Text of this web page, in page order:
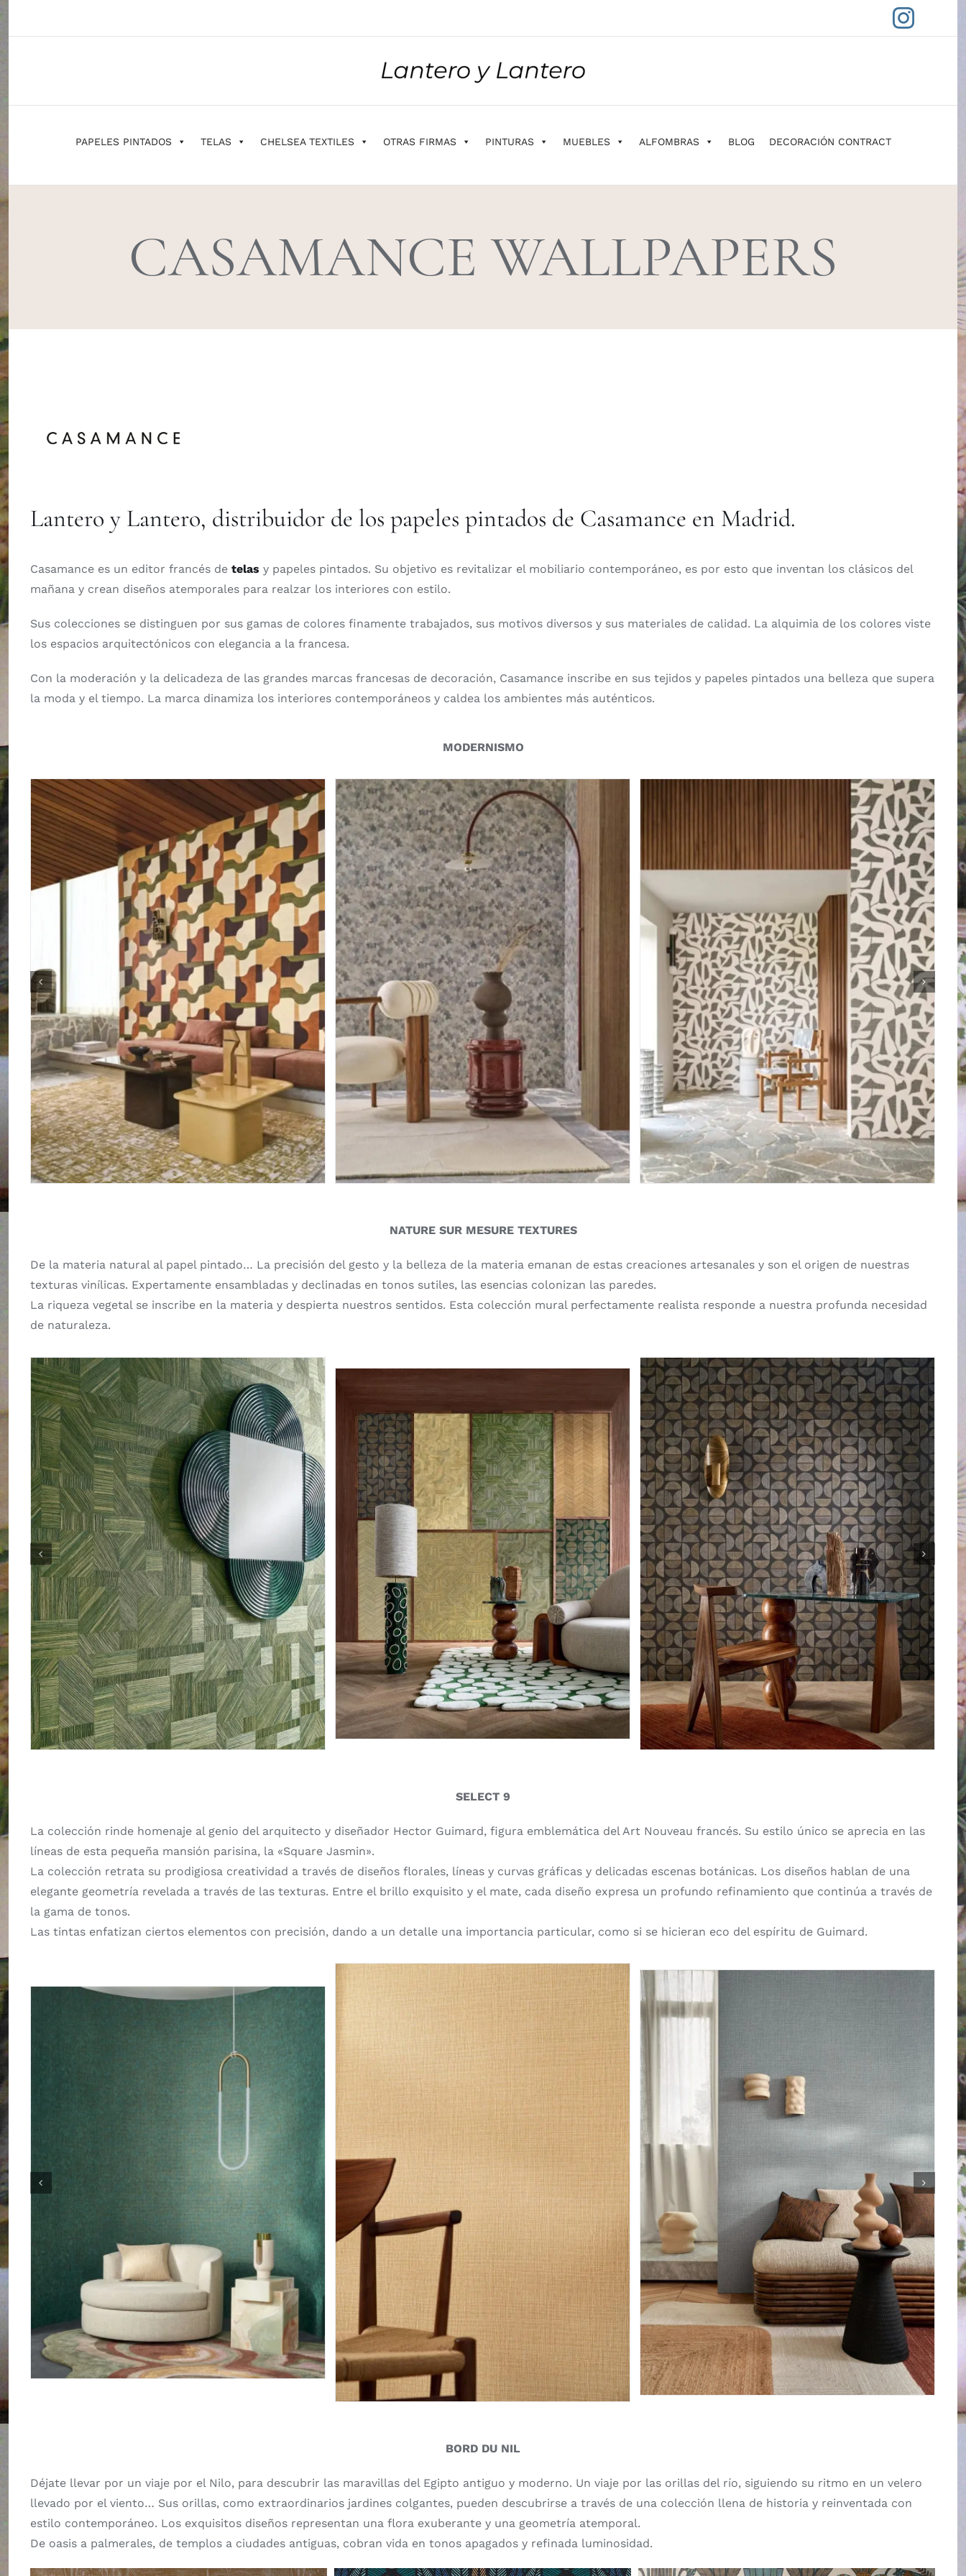
contenido
PAPELES PINTADOS TELAS CHELSEA TEXTILES OTRAS FIRMAS PINTURAS MUEBLES ALFOMBRAS BLOG DECORACIÓN CONTRACT
CASAMANCE WALLPAPERS
Lantero y Lantero, distribuidor de los papeles pintados de Casamance en Madrid.
Casamance es un editor francés de telas y papeles pintados. Su objetivo es revitalizar el mobiliario contemporáneo, es por esto que inventan los clásicos del
mañana y crean diseños atemporales para realzar los interiores con estilo.
Sus colecciones se distinguen por sus gamas de colores finamente trabajados, sus motivos diversos y sus materiales de calidad. La alquimia de los colores viste
los espacios arquitectónicos con elegancia a la francesa.
Con la moderación y la delicadeza de las grandes marcas francesas de decoración, Casamance inscribe en sus tejidos y papeles pintados una belleza que supera
la moda y el tiempo. La marca dinamiza los interiores contemporáneos y caldea los ambientes más auténticos.
MODERNISMO
NATURE SUR MESURE TEXTURES
De la materia natural al papel pintado… La precisión del gesto y la belleza de la materia emanan de estas creaciones artesanales y son el origen de nuestras
texturas vinílicas. Expertamente ensambladas y declinadas en tonos sutiles, las esencias colonizan las paredes.
La riqueza vegetal se inscribe en la materia y despierta nuestros sentidos. Esta colección mural perfectamente realista responde a nuestra profunda necesidad
de naturaleza.
SELECT 9
La colección rinde homenaje al genio del arquitecto y diseñador Hector Guimard, figura emblemática del Art Nouveau francés. Su estilo único se aprecia en las
líneas de esta pequeña mansión parisina, la «Square Jasmin».
La colección retrata su prodigiosa creatividad a través de diseños florales, líneas y curvas gráficas y delicadas escenas botánicas. Los diseños hablan de una
elegante geometría revelada a través de las texturas. Entre el brillo exquisito y el mate, cada diseño expresa un profundo refinamiento que continúa a través de
la gama de tonos.
Las tintas enfatizan ciertos elementos con precisión, dando a un detalle una importancia particular, como si se hicieran eco del espíritu de Guimard.
BORD DU NIL
Déjate llevar por un viaje por el Nilo, para descubrir las maravillas del Egipto antiguo y moderno. Un viaje por las orillas del río, siguiendo su ritmo en un velero
llevado por el viento… Sus orillas, como extraordinarios jardines colgantes, pueden descubrirse a través de una colección llena de historia y reinventada con
estilo contemporáneo. Los exquisitos diseños representan una flora exuberante y una geometría atemporal.
De oasis a palmerales, de templos a ciudades antiguas, cobran vida en tonos apagados y refinada luminosidad.